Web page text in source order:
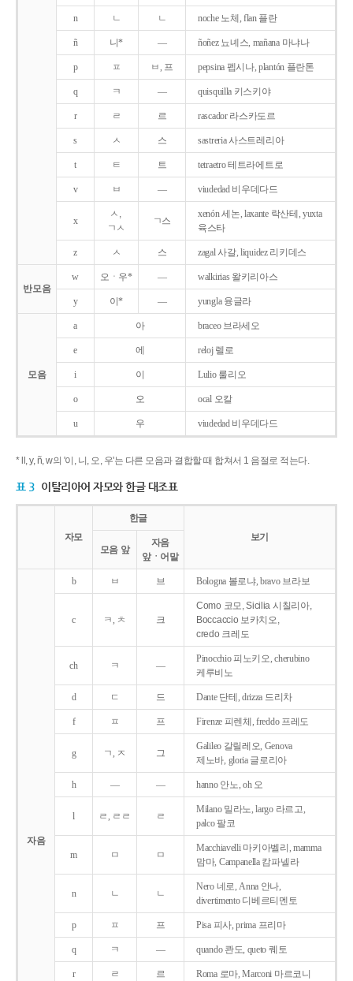
n ㄴ ㄴ noche 노체, flan 플란
ñ 니* ― ñoñez 뇨녜스, mañana 마냐나
p ㅍ ㅂ, 프 pepsina 펩시나, plantón 플란톤
q ㅋ ― quisquilla 키스키야
r ㄹ 르 rascador 라스카도르
s ㅅ 스 sastreria 사스트레리아
t ㅌ 트 tetraetro 테트라에트로
v ㅂ ― viudedad 비우데다드
x
ㅅ,
ㄱㅅ
ㄱ스
xenón 세논, laxante 락산테, yuxta
육스타
z ㅅ 스 zagal 사갈, liquidez 리키데스
반모음
w 오ㆍ우* ― walkirias 왈키리아스
y 이* ― yungla 융글라
모음
a 아 braceo 브라세오
e 에 reloj 렐로
i 이 Lulio 룰리오
o 오 ocal 오칼
u 우 viudedad 비우데다드
* ll, y, ñ, w의 '이, 니, 오, 우'는 다른 모음과 결합할 때 합쳐서 1 음절로 적는다.
표 3 이탈리아어 자모와 한글 대조표
자모
한글
보기
모음 앞
자음
앞ㆍ어말
자음
b ㅂ 브 Bologna 볼로냐, bravo 브라보
c ㅋ, ㅊ 크
Como 코모, Sicilia 시칠리아,
Boccaccio 보카치오,
credo 크레도
ch ㅋ ―
Pinocchio 피노키오, cherubino
케루비노
d ㄷ 드 Dante 단테, drizza 드리차
f ㅍ 프 Firenze 피렌체, freddo 프레도
g ㄱ, ㅈ 그
Galileo 갈릴레오, Genova
제노바, gloria 글로리아
h ― ― hanno 안노, oh 오
l ㄹ, ㄹㄹ ㄹ
Milano 밀라노, largo 라르고,
palco 팔코
m ㅁ ㅁ
Macchiavelli 마키아벨리, mamma
맘마, Campanella 캄파넬라
n ㄴ ㄴ
Nero 네로, Anna 안나,
divertimento 디베르티멘토
p ㅍ 프 Pisa 피사, prima 프리마
q ㅋ ― quando 콴도, queto 퀘토
r ㄹ 르 Roma 로마, Marconi 마르코니